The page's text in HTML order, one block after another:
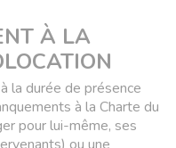
À LA
la durée de présence
à la Charte du
pour lui-même, ses